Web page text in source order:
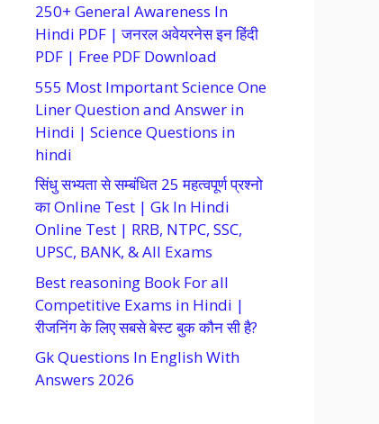
250+ General Awareness In
Hindi PDF | जनरल अवेयरनेस इन हिंदी
PDF | Free PDF Download
555 Most Important Science One
Liner Question and Answer in
Hindi | Science Questions in
hindi
सिंधु सभ्यता से सम्बंधित 25 महत्वपूर्ण प्रश्नो
का Online Test | Gk In Hindi
Online Test | RRB, NTPC, SSC,
UPSC, BANK, & All Exams
Best reasoning Book For all
Competitive Exams in Hindi |
रीजनिंग के लिए सबसे बेस्ट बुक कौन सी है?
Gk Questions In English With
Answers 2026